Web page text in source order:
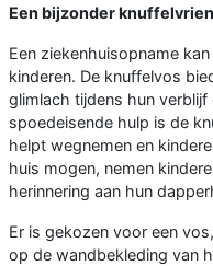
Een bijzonder
Een ziekenhuisopname
kinderen. De knuffelvos
glimlach tijdens hun
spoedeisende hulp is de
helpt wegnemen en
huis mogen, nemen
herinnering aan hun
Er is gekozen voor een
op de wandbekleding van